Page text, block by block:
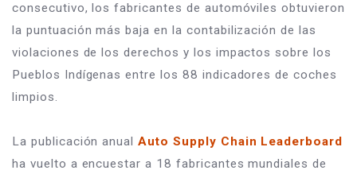
consecutivo, los fabricantes de automóviles obtuvieron
la puntuación más baja en la contabilización de las
violaciones de los derechos y los impactos sobre los
Pueblos Indígenas entre los 88 indicadores de coches
limpios.
La publicación anual Auto Supply Chain Leaderboard
ha vuelto a encuestar a 18 fabricantes mundiales de